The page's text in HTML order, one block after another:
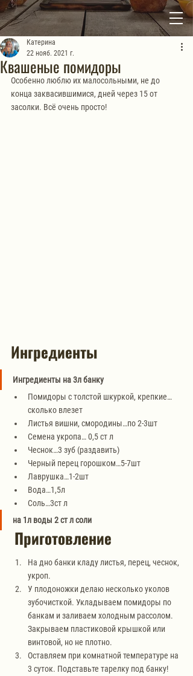
Квашеные помидоры
Катерина
22 нояб. 2021 г.
Особенно люблю их малосольными, не до
конца заквасившимися, дней через 15 от
засолки. Всё очень просто!
Ингредиенты
Ингредиенты на 3л банку
Помидоры с толстой шкуркой, крепкие…
сколько влезет
Листья вишни, смородины…по 2-3шт
Семена укропа… 0,5 ст л
Чеснок…3 зуб (раздавить)
Черный перец горошком…5-7шт
Лаврушка…1-2шт
Вода…1,5л
Соль…3ст л
на 1л воды 2 ст л соли
Приготовление
На дно банки кладу листья, перец, чеснок,
укроп.
У плодоножки делаю несколько уколов
зубочисткой. Укладываем помидоры по
банкам и заливаем холодным рассолом.
Закрываем пластиковой крышкой или
винтовой, но не плотно.
Оставляем при комнатной температуре на
3 суток. Подставьте тарелку под банку!